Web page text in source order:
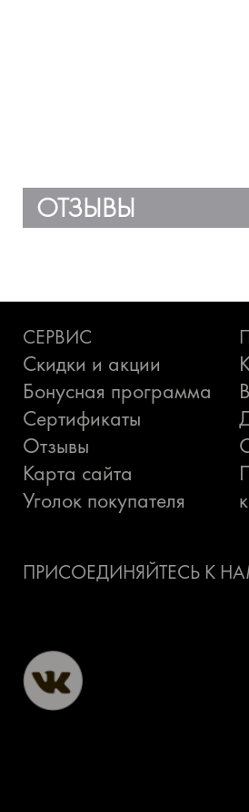
ОТЗЫВЫ
СЕРВИС
Скидки и акции
Бонусная программа
Сертификаты
Отзывы
Карта сайта
Уголок покупателя
ПРИСОЕДИНЯЙТЕСЬ К